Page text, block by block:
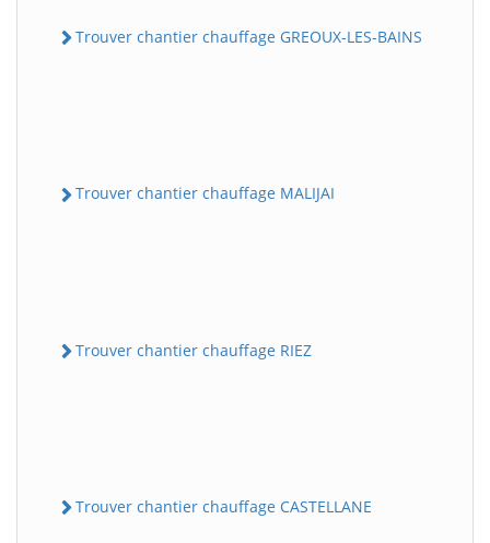
Trouver chantier chauffage GREOUX-LES-BAINS
Trouver chantier chauffage MALIJAI
Trouver chantier chauffage RIEZ
Trouver chantier chauffage CASTELLANE